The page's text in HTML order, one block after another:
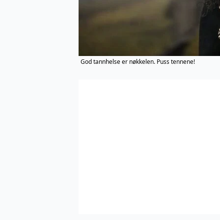
God tannhelse er nøkkelen. Puss tennene!